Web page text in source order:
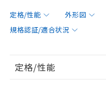
定格/性能 外形図
規格認証/適合状況
定格/性能